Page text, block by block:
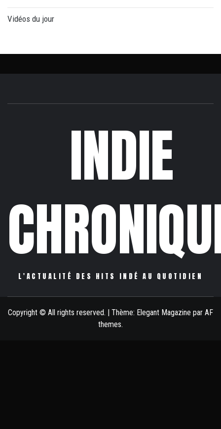
Vidéos du jour
INDIE
L'ACTUALITÉ DES HITS INDÉ AU QUOTIDIEN
Copyright © All rights reserved. | Thème: Elegant Magazine par AF
themes.